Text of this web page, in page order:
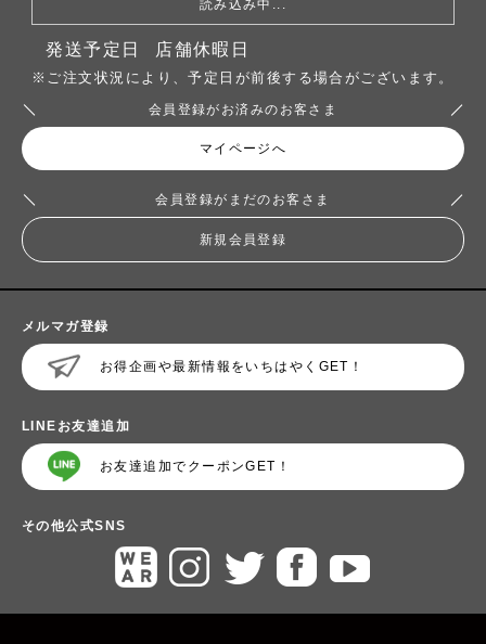
読み込み中...
発送予定日 店舗休暇日
※ご注文状況により、予定日が前後する場合がございます。
会員登録がお済みのお客さま
マイページへ
会員登録がまだのお客さま
新規会員登録
メルマガ登録
お得企画や最新情報をいちはやくGET！
LINEお友達追加
お友達追加でクーポンGET！
その他公式SNS